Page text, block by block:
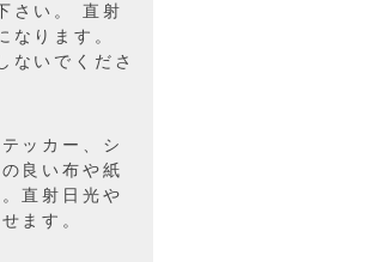
さい。 直射
なります。
ないでくださ
ッカー、シ
良い布や紙
直射日光や
ます。